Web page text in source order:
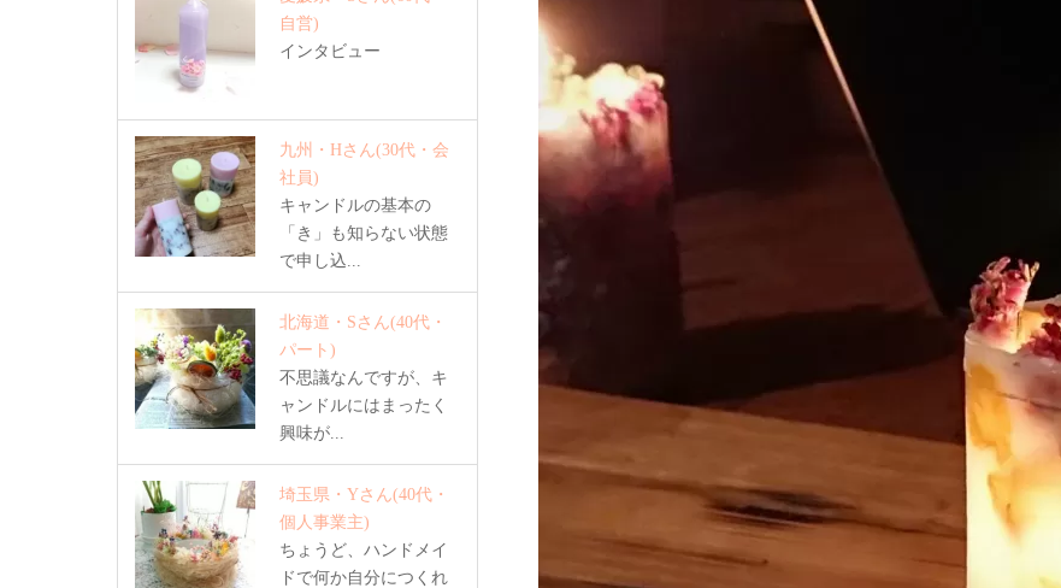
自営)
インタビュー
九州・Hさん(30代・会
社員)
キャンドルの基本の
「き」も知らない状態
で申し込...
北海道・Sさん(40代・
パート)
不思議なんですが、キ
ャンドルにはまったく
興味が...
埼玉県・Yさん(40代・
個人事業主)
ちょうど、ハンドメイ
ドで何か自分につくれ